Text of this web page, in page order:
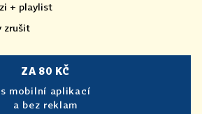
+ playlist
zrušit
ZA 80 KČ
s mobilní aplikací
a bez reklam